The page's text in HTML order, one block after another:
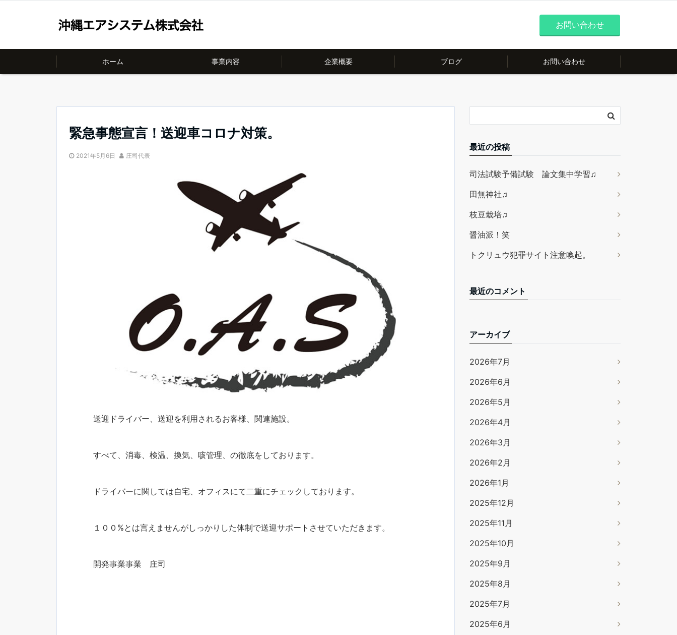
お問い合わせ
ホーム 事業内容 企業概要 ブログ お問い合わせ
緊急事態宣言！送迎車コロナ対策。
2021年5月6日 庄司代表
送迎ドライバー、送迎を利用されるお客様、関連施設。
すべて、消毒、検温、換気、咳管理、の徹底をしております。
ドライバーに関しては自宅、オフィスにて二重にチェックしております。
１００%とは言えませんがしっかりした体制で送迎サポートさせていただきます。
開発事業事業 庄司
最近の投稿
司法試験予備試験 論文集中学習♫
田無神社♫
枝豆栽培♫
醤油派！笑
トクリュウ犯罪サイト注意喚起。
最近のコメント
アーカイブ
2026年7月
2026年6月
2026年5月
2026年4月
2026年3月
2026年2月
2026年1月
2025年12月
2025年11月
2025年10月
2025年9月
2025年8月
2025年7月
2025年6月